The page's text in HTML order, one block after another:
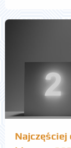
Najczęściej